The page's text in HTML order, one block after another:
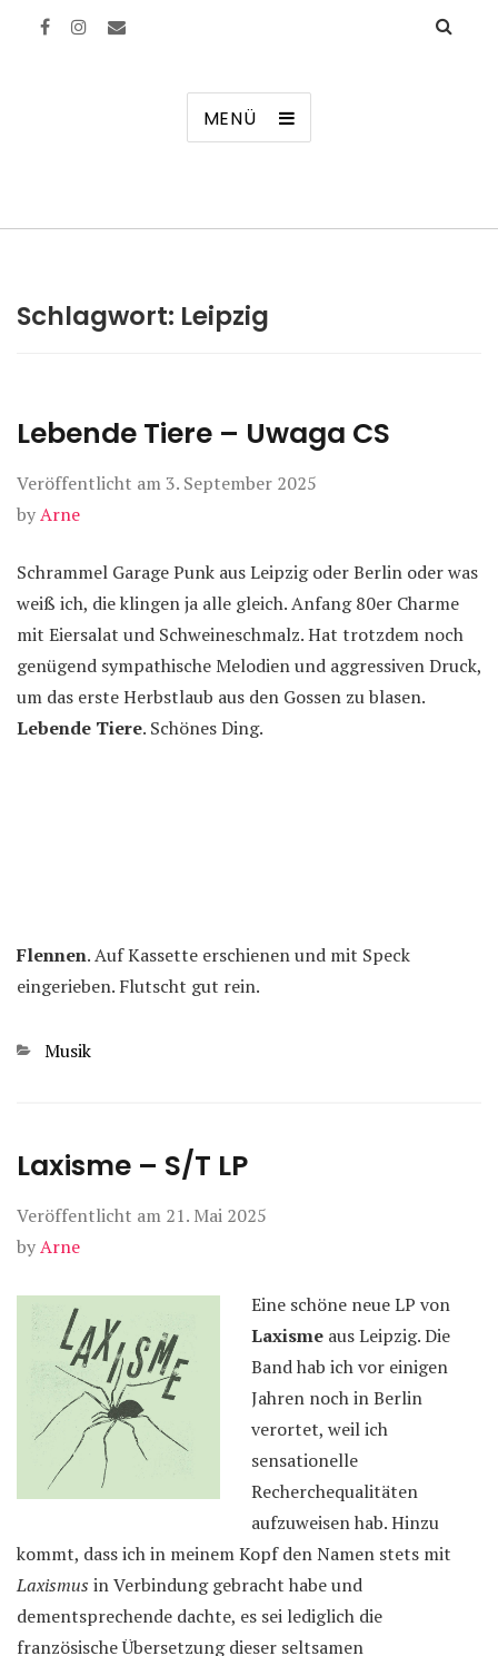
MENÜ
Schlagwort: Leipzig
Lebende Tiere – Uwaga CS
Veröffentlicht am 3. September 2025
byArne
Schrammel Garage Punk aus Leipzig oder Berlin oder was
weiß ich, die klingen ja alle gleich. Anfang 80er Charme
mit Eiersalat und Schweineschmalz. Hat trotzdem noch
genügend sympathische Melodien und aggressiven Druck,
um das erste Herbstlaub aus den Gossen zu blasen.
Lebende Tiere. Schönes Ding.
Flennen. Auf Kassette erschienen und mit Speck
eingerieben. Flutscht gut rein.
Kategorien
Musik
Laxisme – S/T LP
Veröffentlicht am 21. Mai 2025
byArne
Eine schöne neue LP von
Laxisme aus Leipzig. Die
Band hab ich vor einigen
Jahren noch in Berlin
verortet, weil ich
sensationelle
Recherchequalitäten
aufzuweisen hab. Hinzu
kommt, dass ich in meinem Kopf den Namen stets mit
Laxismus in Verbindung gebracht habe und
dementsprechende dachte, es sei lediglich die
französische Übersetzung dieser seltsamen